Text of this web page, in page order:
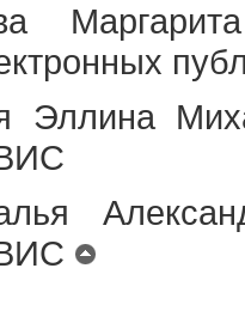
Эллина